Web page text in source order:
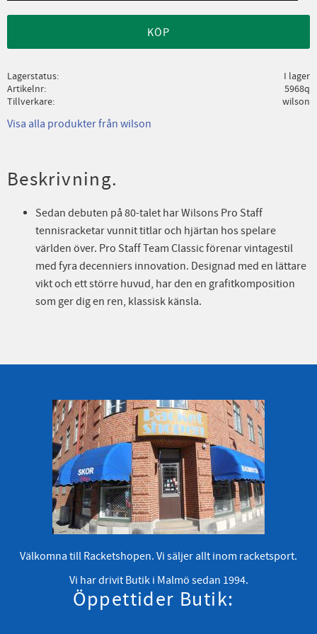
KÖP
Lagerstatus
I lager
Artikelnr
5968q
Tillverkare
wilson
Visa alla produkter från wilson
Beskrivning.
Sedan debuten på 80-talet har Wilsons Pro Staff
tennisracketar vunnit titlar och hjärtan hos spelare
världen över. Pro Staff Team Classic förenar vintagestil
med fyra decenniers innovation. Designad med en lättare
vikt och ett större huvud, har den en grafitkomposition
som ger dig en ren, klassisk känsla.
Välkomna till Racketshopen. Vi säljer allt inom racketsport.
Vi har drivit Butik i Malmö sedan 1994.
Öppettider Butik: